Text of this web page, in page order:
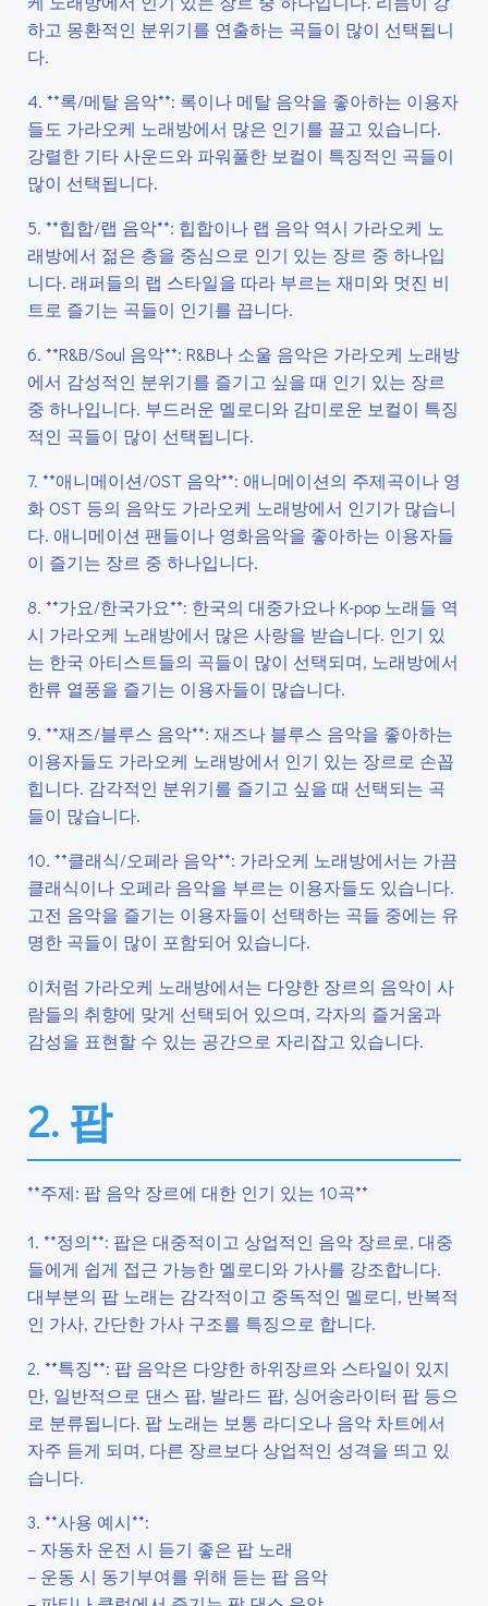
하고 몽환적인 분위기를 연출하는 곡들이 많이 선택됩니
다.
4. **록/메탈 음악**: 록이나 메탈 음악을 좋아하는 이용자
들도 가라오케 노래방에서 많은 인기를 끌고 있습니다.
강렬한 기타 사운드와 파워풀한 보컬이 특징적인 곡들이
많이 선택됩니다.
5. **힙합/랩 음악**: 힙합이나 랩 음악 역시 가라오케 노
래방에서 젊은 층을 중심으로 인기 있는 장르 중 하나입
니다. 래퍼들의 랩 스타일을 따라 부르는 재미와 멋진 비
트로 즐기는 곡들이 인기를 끕니다.
6. **R&B/Soul 음악**: R&B나 소울 음악은 가라오케 노래방
에서 감성적인 분위기를 즐기고 싶을 때 인기 있는 장르
중 하나입니다. 부드러운 멜로디와 감미로운 보컬이 특징
적인 곡들이 많이 선택됩니다.
7. **애니메이션/OST 음악**: 애니메이션의 주제곡이나 영
화 OST 등의 음악도 가라오케 노래방에서 인기가 많습니
다. 애니메이션 팬들이나 영화음악을 좋아하는 이용자들
이 즐기는 장르 중 하나입니다.
8. **가요/한국가요**: 한국의 대중가요나 K-pop 노래들 역
시 가라오케 노래방에서 많은 사랑을 받습니다. 인기 있
는 한국 아티스트들의 곡들이 많이 선택되며, 노래방에서
한류 열풍을 즐기는 이용자들이 많습니다.
9. **재즈/블루스 음악**: 재즈나 블루스 음악을 좋아하는
이용자들도 가라오케 노래방에서 인기 있는 장르로 손꼽
힙니다. 감각적인 분위기를 즐기고 싶을 때 선택되는 곡
들이 많습니다.
10. **클래식/오페라 음악**: 가라오케 노래방에서는 가끔
클래식이나 오페라 음악을 부르는 이용자들도 있습니다.
고전 음악을 즐기는 이용자들이 선택하는 곡들 중에는 유
명한 곡들이 많이 포함되어 있습니다.
이처럼 가라오케 노래방에서는 다양한 장르의 음악이 사
람들의 취향에 맞게 선택되어 있으며, 각자의 즐거움과
감성을 표현할 수 있는 공간으로 자리잡고 있습니다.
2. 팝
**주제: 팝 음악 장르에 대한 인기 있는 10곡**
1. **정의**: 팝은 대중적이고 상업적인 음악 장르로, 대중
들에게 쉽게 접근 가능한 멜로디와 가사를 강조합니다.
대부분의 팝 노래는 감각적이고 중독적인 멜로디, 반복적
인 가사, 간단한 가사 구조를 특징으로 합니다.
2. **특징**: 팝 음악은 다양한 하위장르와 스타일이 있지
만, 일반적으로 댄스 팝, 발라드 팝, 싱어송라이터 팝 등으
로 분류됩니다. 팝 노래는 보통 라디오나 음악 차트에서
자주 듣게 되며, 다른 장르보다 상업적인 성격을 띄고 있
습니다.
3. **사용 예시**:
– 자동차 운전 시 듣기 좋은 팝 노래
– 운동 시 동기부여를 위해 듣는 팝 음악